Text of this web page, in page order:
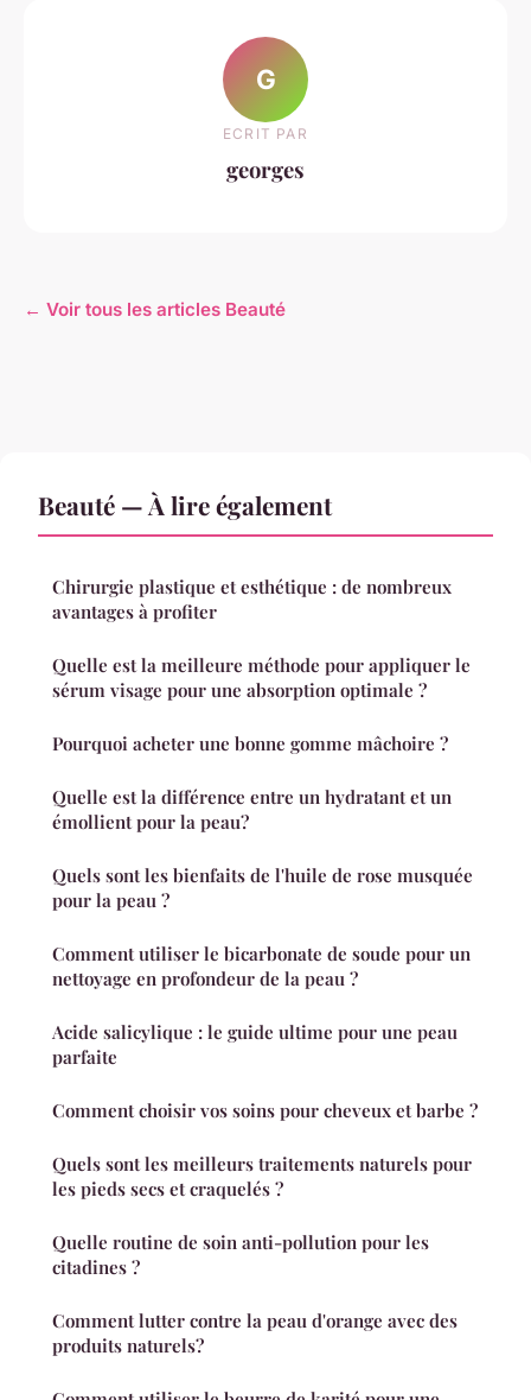
G
ECRIT PAR
georges
← Voir tous les articles Beauté
Beauté — À lire également
Chirurgie plastique et esthétique : de nombreux
avantages à profiter
Quelle est la meilleure méthode pour appliquer le
sérum visage pour une absorption optimale ?
Pourquoi acheter une bonne gomme mâchoire ?
Quelle est la différence entre un hydratant et un
émollient pour la peau?
Quels sont les bienfaits de l'huile de rose musquée
pour la peau ?
Comment utiliser le bicarbonate de soude pour un
nettoyage en profondeur de la peau ?
Acide salicylique : le guide ultime pour une peau
parfaite
Comment choisir vos soins pour cheveux et barbe ?
Quels sont les meilleurs traitements naturels pour
les pieds secs et craquelés ?
Quelle routine de soin anti-pollution pour les
citadines ?
Comment lutter contre la peau d'orange avec des
produits naturels?